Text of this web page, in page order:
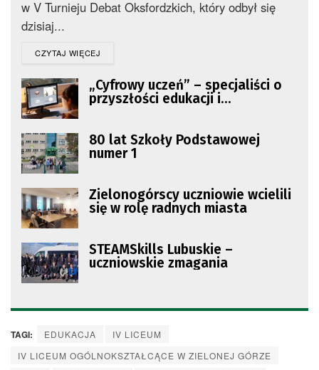
w V Turnieju Debat Oksfordzkich, który odbył się
dzisiaj...
CZYTAJ WIĘCEJ
„Cyfrowy uczeń” – specjaliści o
przyszłości edukacji i
80 lat Szkoły Podstawowej
numer 1
Zielonogórscy uczniowie wcielili
się w rolę radnych miasta
STEAMSkills Lubuskie –
uczniowskie zmagania
TAGI: EDUKACJA
IV LICEUM
IV LICEUM OGÓLNOKSZTAŁCĄCE W ZIELONEJ GÓRZE